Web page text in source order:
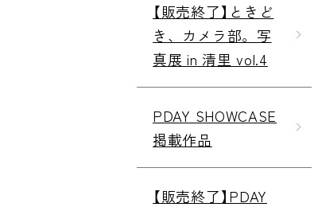
【販売終了】ときど
き、カメラ部。写
真展 in 清里 vol.4
PDAY SHOWCASE
掲載作品
【販売終了】PDAY